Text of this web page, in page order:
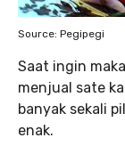
Source: Pegipegi
Saat ingin
menjual sate
banyak sekali
enak.